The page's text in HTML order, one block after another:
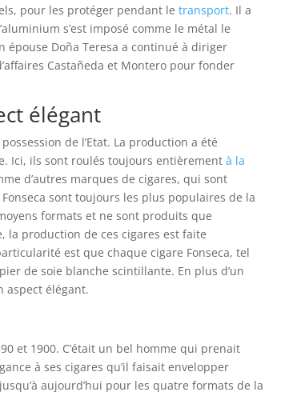
pour les protéger pendant le transport. Il a
s’est imposé comme le métal le
épouse Doña Teresa a continué à diriger
Castañeda et Montero pour fonder
élégant
de l’Etat. La production a été
Ici, ils sont roulés toujours entièrement à la
d’autres marques de cigares, qui sont
sont toujours les plus populaires de la
formats et ne sont produits que
production de ces cigares est faite
est que chaque cigare Fonseca, tel
de soie blanche scintillante. En plus d’un
aspect élégant.
et 1900. C’était un bel homme qui prenait
à ses cigares qu’il faisait envelopper
aujourd’hui pour les quatre formats de la